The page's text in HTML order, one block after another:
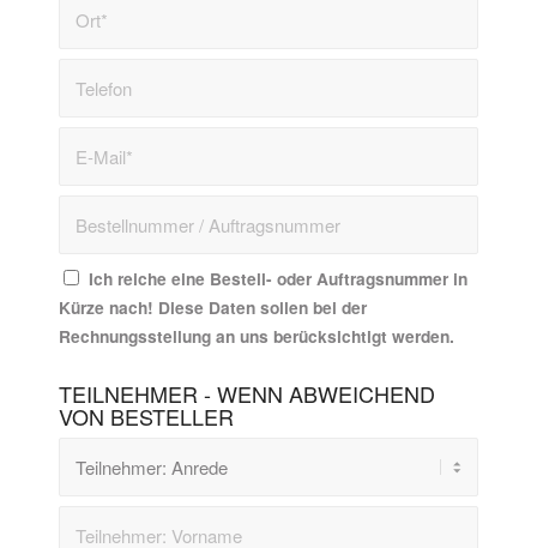
Ich reiche eine Bestell- oder Auftragsnummer in
Kürze nach! Diese Daten sollen bei der
Rechnungsstellung an uns berücksichtigt werden.
TEILNEHMER - WENN ABWEICHEND
VON BESTELLER